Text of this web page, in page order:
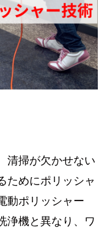
清掃が欠かせない
ためにポリッシャ
動ポリッシャー
浄機と異なり、ワ